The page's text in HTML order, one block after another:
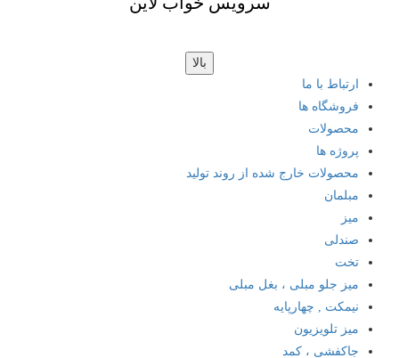
بالا
ارتباط با ما
فروشگاه ها
محصولات
پروژه ها
محصولات خارج شده از روند تولید
مبلمان
میز
صندلی
تخت
میز جلو مبلی ، بغل مبلی
نیمکت , چهارپایه
میز تلویزیون
جاکفشی ، کمد